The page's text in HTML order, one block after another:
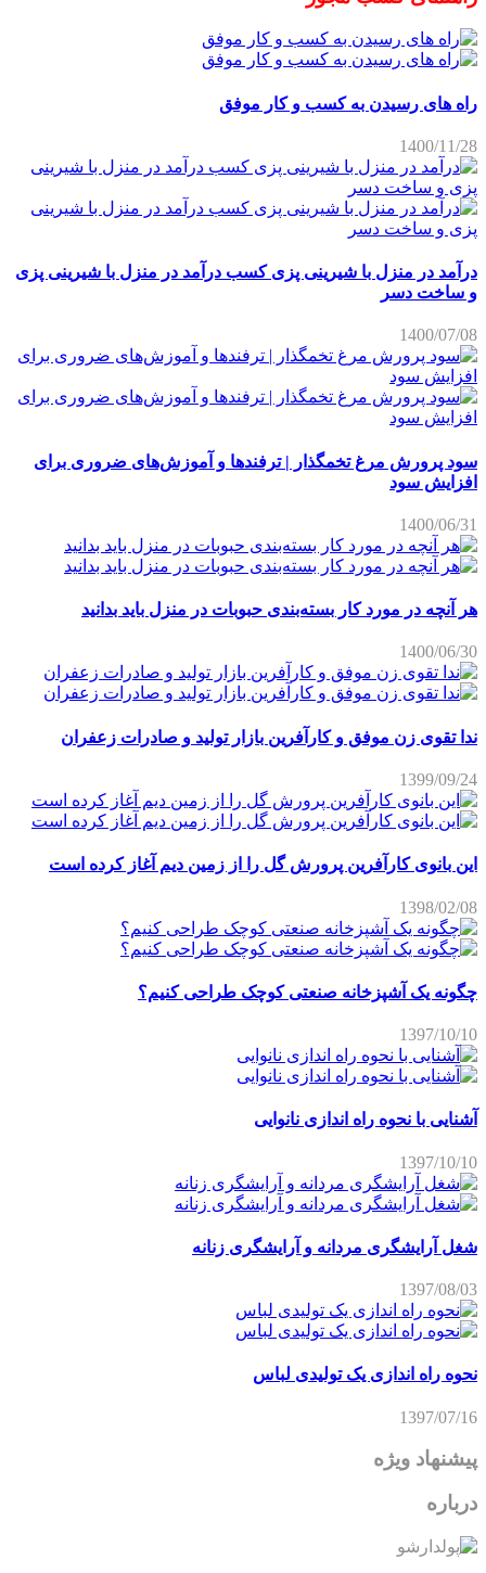
راه های رسیدن به کسب و کار موفق
1400/11/28
درآمد در منزل با شیرینی پزی کسب درآمد در منزل با شیرینی پزی
و ساخت دسر
1400/07/08
سود پرورش مرغ تخمگذار | ترفندها و آموزش‌های ضروری برای
افزایش سود
1400/06/31
هر آنچه در مورد کار بسته‌بندی حبوبات در منزل باید بدانید
1400/06/30
ندا تقوی زن موفق و کارآفرین بازار تولید و صادرات زعفران
1399/09/24
این بانوی کارآفرین پرورش گل را از زمین دیم آغاز کرده است
1398/02/08
چگونه یک آشپزخانه صنعتی کوچک طراحی کنیم؟
1397/10/10
آشنایی با نحوه راه اندازی نانوایی
1397/10/10
شغل آرایشگری مردانه و آرایشگری زنانه
1397/08/03
نحوه راه اندازی یک تولیدی لباس
1397/07/16
پیشنهاد ویژه
درباره